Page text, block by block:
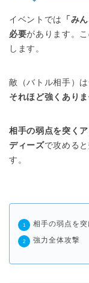
イベントでは
「み
必要があります。
します。
敵（バトル相手）
それほど強くあり
相手の弱点を突く
ディーズで攻める
す。
相手の弱点を
強力全体攻撃